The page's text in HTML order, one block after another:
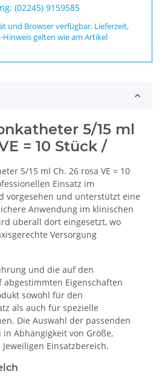
(02245) 9159585
und Browser verfügbar. Lieferzeit,
gelten wie am Artikel
5/15 ml
= 10 Stück /
5/15 ml Ch. 26 rosa VE = 10
Einsatz im
vorgesehen und unterstützt eine
Anwendung im klinischen
überall dort eingesetzt, wo
Versorgung
und die auf den
Eigenschaften
sowohl für den
als auch für spezielle
Die Auswahl der passenden
Abhängigkeit von Größe,
Einsatzbereich.